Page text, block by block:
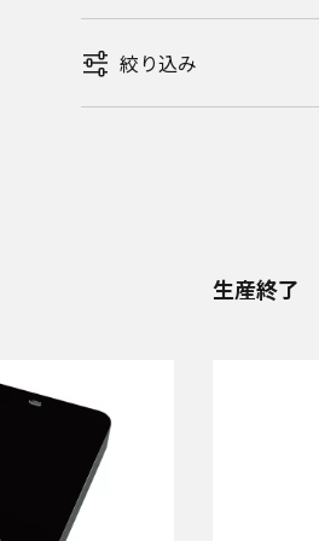
絞り込み
生産終了